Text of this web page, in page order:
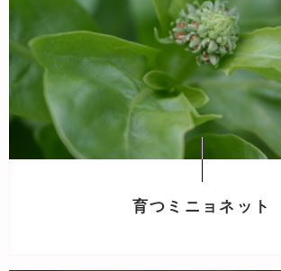
育つミニョネット